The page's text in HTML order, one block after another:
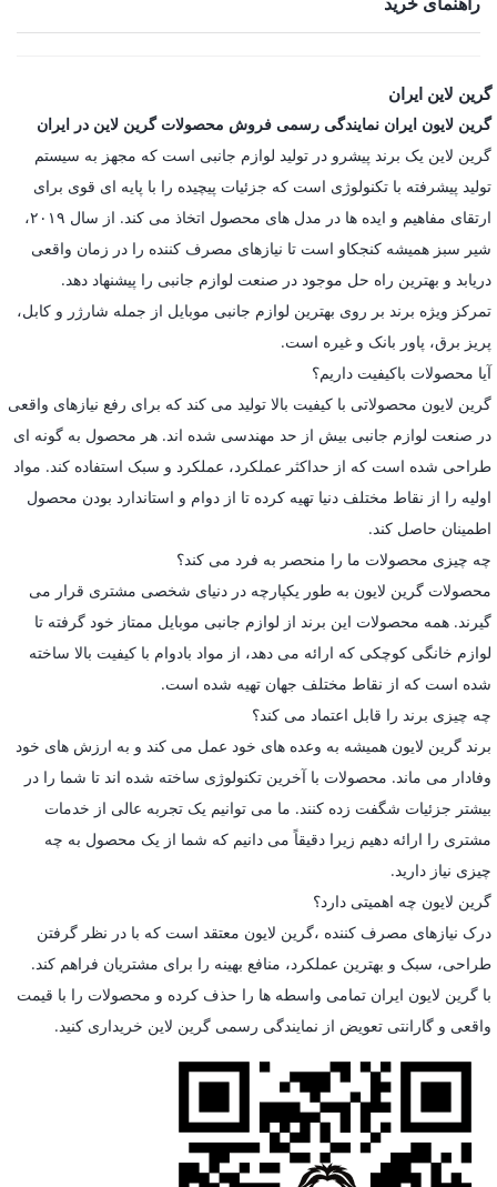
گرین لاین ایران
گرین لایون ایران نمایندگی رسمی فروش محصولات گرین لاین در ایران
گرین لاین یک برند پیشرو در تولید لوازم جانبی است که مجهز به سیستم
تولید پیشرفته با تکنولوژی است که جزئیات پیچیده را با پایه ای قوی برای
ارتقای مفاهیم و ایده ها در مدل های محصول اتخاذ می کند. از سال ۲۰۱۹،
شیر سبز همیشه کنجکاو است تا نیازهای مصرف کننده را در زمان واقعی
دریابد و بهترین راه حل موجود در صنعت لوازم جانبی را پیشنهاد دهد.
تمرکز ویژه برند بر روی بهترین لوازم جانبی موبایل از جمله شارژر و کابل،
پریز برق، پاور بانک و غیره است.
آیا محصولات باکیفیت داریم؟
گرین لایون محصولاتی با کیفیت بالا تولید می کند که برای رفع نیازهای واقعی
در صنعت لوازم جانبی بیش از حد مهندسی شده اند. هر محصول به گونه ای
طراحی شده است که از حداکثر عملکرد، عملکرد و سبک استفاده کند. مواد
اولیه را از نقاط مختلف دنیا تهیه کرده تا از دوام و استاندارد بودن محصول
اطمینان حاصل کند.
چه چیزی محصولات ما را منحصر به فرد می کند؟
محصولات گرین لایون به طور یکپارچه در دنیای شخصی مشتری قرار می
گیرند. همه محصولات این برند از لوازم جانبی موبایل ممتاز خود گرفته تا
لوازم خانگی کوچکی که ارائه می دهد، از مواد بادوام با کیفیت بالا ساخته
شده است که از نقاط مختلف جهان تهیه شده است.
چه چیزی برند را قابل اعتماد می کند؟
برند گرین لایون همیشه به وعده های خود عمل می کند و به ارزش های خود
وفادار می ماند. محصولات با آخرین تکنولوژی ساخته شده اند تا شما را در
بیشتر جزئیات شگفت زده کنند. ما می توانیم یک تجربه عالی از خدمات
مشتری را ارائه دهیم زیرا دقیقاً می دانیم که شما از یک محصول به چه
چیزی نیاز دارید.
گرین لایون چه اهمیتی دارد؟
درک نیازهای مصرف کننده ،گرین لایون معتقد است که با در نظر گرفتن
طراحی، سبک و بهترین عملکرد، منافع بهینه را برای مشتریان فراهم کند.
با گرین لایون ایران تمامی واسطه ها را حذف کرده و محصولات را با قیمت
واقعی و گارانتی تعویض از نمایندگی رسمی گرین لاین خریداری کنید.